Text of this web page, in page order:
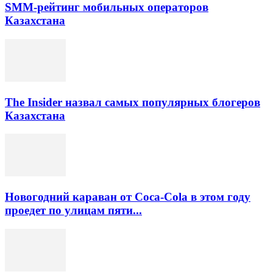
SMM-рейтинг мобильных операторов
Казахстана
The Insider назвал самых популярных блогеров
Казахстана
Новогодний караван от Coca-Cola в этом году
проедет по улицам пяти...